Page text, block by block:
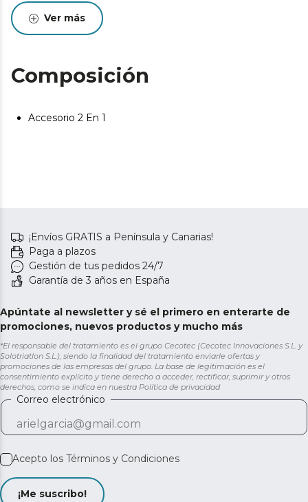
Ver más
Composición
Accesorio 2 En 1
¡Envíos GRATIS a Península y Canarias!
Paga a plazos
Gestión de tus pedidos 24/7
Garantía de 3 años en España
Apúntate al newsletter y sé el primero en enterarte de
promociones, nuevos productos y mucho más
*El responsable del tratamiento es el grupo Cecotec (Cecotec Innovaciones S.L. y
Solotriatlon S.L.), siendo la finalidad del tratamiento enviarle ofertas y
promociones de las empresas del grupo. La base de legitimación es el
consentimiento explícito y tiene derecho a acceder, rectificar, suprimir y otros
derechos, como se indica en nuestra Política de privacidad
Correo electrónico
Acepto los Términos y Condiciones
¡Me suscribo!